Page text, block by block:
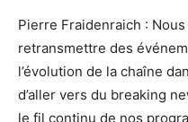
Pierre Fraidenraich : Nous
retransmettre des
l’évolution de la chaîne
d’aller vers du breaking
le fil continu de nos